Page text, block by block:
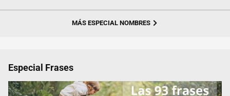
MÁS ESPECIAL NOMBRES
Especial Frases